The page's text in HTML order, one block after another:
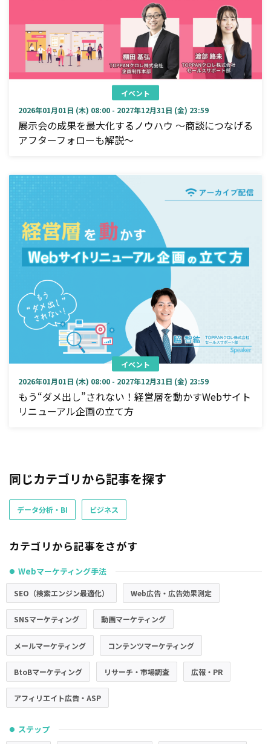
イベント
2026年01月01日 (木) 08:00 - 2027年12月31日 (金) 23:59
展示会の成果を最大化するノウハウ ～商談につなげる
アフターフォローも解説～
イベント
2026年01月01日 (木) 08:00 - 2027年12月31日 (金) 23:59
もう“ダメ出し”されない！経営層を動かすWebサイト
リニューアル企画の立て方
同じカテゴリから記事を探す
データ分析・BI ビジネス
カテゴリから記事をさがす
● Webマーケティング手法
SEO（検索エンジン最適化） Web広告・広告効果測定
SNSマーケティング 動画マーケティング
メールマーケティング コンテンツマーケティング
BtoBマーケティング リサーチ・市場調査 広報・PR
アフィリエイト広告・ASP
● ステップ